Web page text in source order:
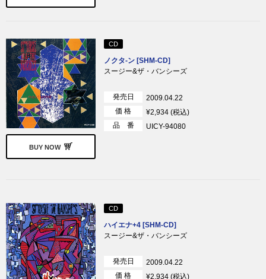
BUY NOW
CD
ノクタ-ン [SHM-CD]
スージー&ザ・バンシーズ
発売日
2009.04.22
価 格
¥2,934 (税込)
品 番
UICY-94080
CD
ハイエナ+4 [SHM-CD]
スージー&ザ・バンシーズ
発売日
2009.04.22
価 格
¥2,934 (税込)